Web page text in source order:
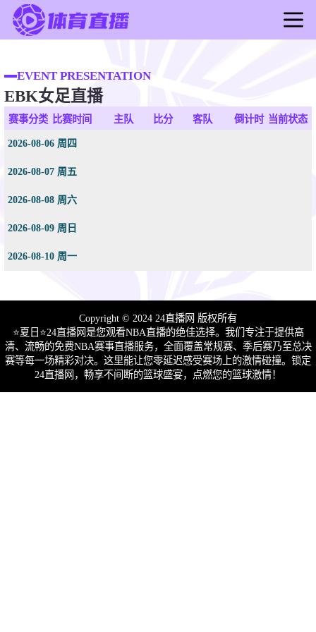
足球直播
篮球直播
足球录像
篮球新闻
EVENT PRESENTATION
EBK女足直播
赛事分类 比赛时间 主队 比分 客队 倒计时 当前状态
2026-08-06 周四
2026-08-07 周五
2026-08-08 周六
2026-08-09 周日
2026-08-10 周一
Copyright © 2024 24直播网 版权所有
⭐️夏日⭐24直播网是您观看NBA直播的绝佳选择。我们专注于提供高
清、流畅的免费NBA赛事直播服务，全面覆盖常规赛、季后赛乃至总决
赛等每一场精彩对决。这里能让您零延迟感受赛场上的激情碰撞。锁定
24直播网，畅享不间断的篮球盛宴，点燃您的篮球激情！